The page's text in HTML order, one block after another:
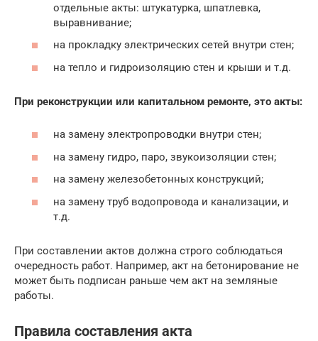
отдельные акты: штукатурка, шпатлевка,
выравнивание;
на прокладку электрических сетей внутри стен;
на тепло и гидроизоляцию стен и крыши и т.д.
При реконструкции или капитальном ремонте, это акты:
на замену электропроводки внутри стен;
на замену гидро, паро, звукоизоляции стен;
на замену железобетонных конструкций;
на замену труб водопровода и канализации, и
т.д.
При составлении актов должна строго соблюдаться
очередность работ. Например, акт на бетонирование не
может быть подписан раньше чем акт на земляные
работы.
Правила составления акта